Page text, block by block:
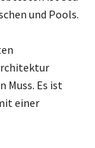
und Pools.
Muss. Es ist
einer